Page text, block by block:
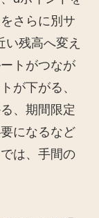
さらに別サ
残高へ変え
トがつなが
が下がる、
、期間限定
になるなど
は、手間の